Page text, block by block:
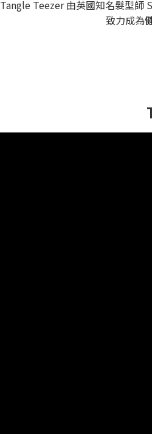
Tangle Teezer 由英國知名髮型師
致力成為